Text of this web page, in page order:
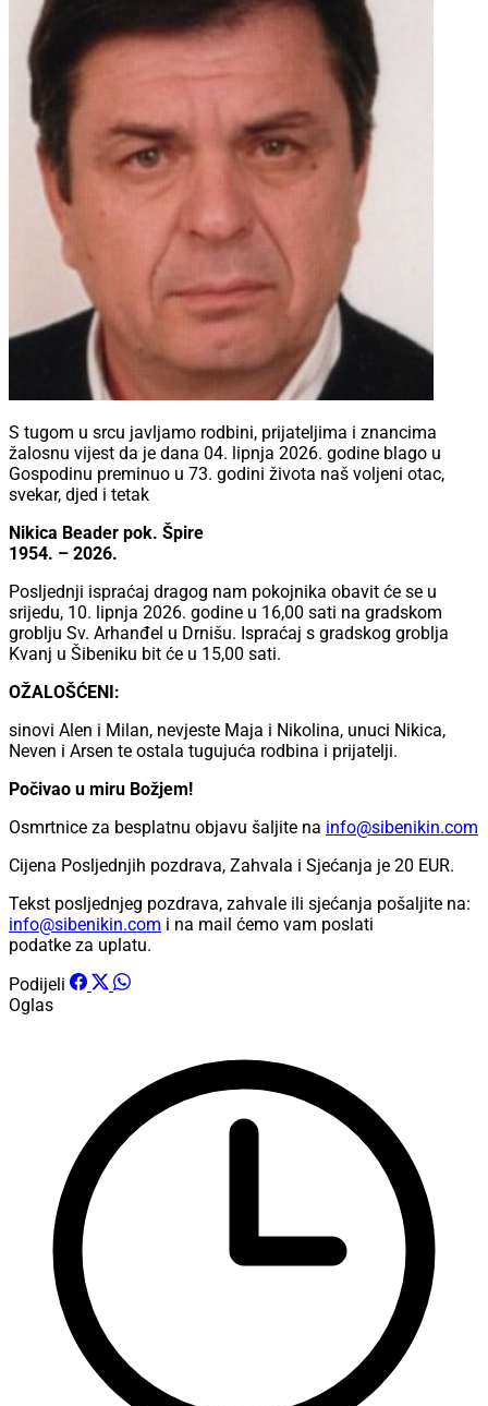
S tugom u srcu javljamo rodbini, prijateljima i znancima
žalosnu vijest da je dana 04. lipnja 2026. godine blago u
Gospodinu preminuo u 73. godini života naš voljeni otac,
svekar, djed i tetak
Nikica Beader pok. Špire
1954. – 2026.
Posljednji ispraćaj dragog nam pokojnika obavit će se u
srijedu, 10. lipnja 2026. godine u 16,00 sati na gradskom
groblju Sv. Arhanđel u Drnišu. Ispraćaj s gradskog groblja
Kvanj u Šibeniku bit će u 15,00 sati.
OŽALOŠĆENI:
sinovi Alen i Milan, nevjeste Maja i Nikolina, unuci Nikica,
Neven i Arsen te ostala tugujuća rodbina i prijatelji.
Počivao u miru Božjem!
Osmrtnice za besplatnu objavu šaljite na info@sibenikin.com
Cijena Posljednjih pozdrava, Zahvala i Sjećanja je 20 EUR.
Tekst posljednjeg pozdrava, zahvale ili sjećanja pošaljite na:
info@sibenikin.com i na mail ćemo vam poslati
podatke za uplatu.
Podijeli
Oglas